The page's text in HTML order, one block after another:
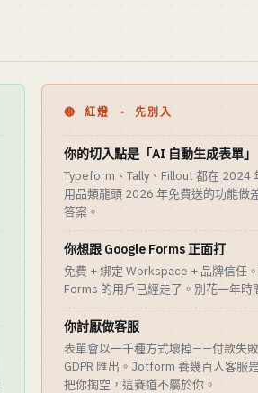
🔴 紅燈 · 先別入
你的切入點是「AI 自動生成表單」
Typeform、Tally、Fillout 都在 2024
用品類龍頭 2026 年免費送的功能做
答案。
你想跟 Google Forms 正面打
免費 + 綁定 Workspace + 品牌信任
Forms 的用戶已經走了。別花一年時
你討厭做客服
表單會以一千種方式壞掉——付款失
GDPR 匯出。Jotform 養幾百人客服
把你掏空，這賽道不屬於你。